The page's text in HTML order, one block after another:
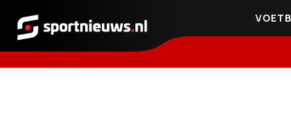
Sportnieuws.nl